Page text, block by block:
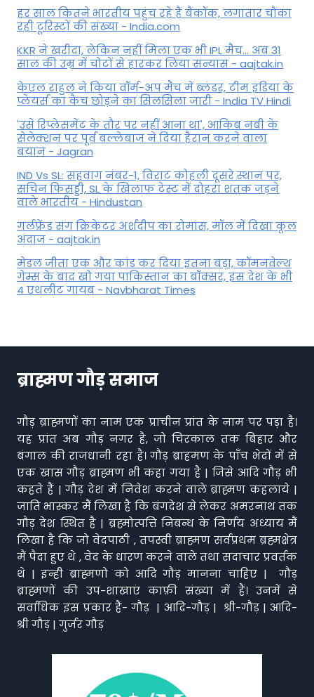
हर साल कितने भारतीय पहुंच रहे हैं बैंकॉक, लगातार चौंका
रही टूरिस्टों की संख्या - India.com
KKR ने खरीदा, लेकिन नहीं मिला एक भी IPL मैच... अब 31
साल की उम्र में चोटों से हारकर लिया संन्यास - aajtak.in
केएल राहुल ने किया वॉर्म-अप मैच में ब्लंडर, टीम इंडिया के
प्लेयर्स का कैच छोड़ने का सिलसिला जारी - India TV Hindi
'उसे रिप्लेसमेंट के तौर पर नहीं आना था', आकिब नबी के
सेलेक्शन पर पूर्व बल्लेबाज ने दिया हैरान करने वाला
बयान - Jagran
IND Vs SL: सहवाग नंबर-1, विराट कोहली दूसरे स्थान पर,
सचिन फिसड्डी, SL के खिलाफ टेस्ट में दोहरा शतक जड़ने
वाले भारतीय - Hindustan
गर्लफ्रेंड संग क्रिकेटर अर्शदीप का रोमांस, मॉल में द‍िखा कूल
अंदाज - aajtak.in
मेडल जीता एक और कांड कर दिया इतना बड़ा, कॉमनवेल्थ
गेम्स के बाद खो गया पाकिस्तान का बॉक्सर, इस देश के भी
4 एथलीट गायब - Navbharat Times
ब्राह्मण गौड़ समाज
गौड़ ब्राह्मणों का नाम एक प्राचीन प्रांत के नाम पर पड़ा है।
यह प्रांत अब गौड़ नगर है, जो चिरकाल तक बिहार और
बंगाल की राजधानी रहा है। गौड़ ब्राहमण के पाँच भेदों में से
एक खास गौड़ ब्राह्मण भी कहा गया है | जिसे आदि गौड़ भी
कहते हैं | गौड़ देश में निवेश करने वाले ब्राह्मण कहलाये |
जाति भास्कर मैं लिखा है कि बंगदेश से लेकर अमरनाथ तक
गौड़ देश स्थित है | ब्रह्मोत्पत्ति निबन्ध के निर्णय अध्याय मैं
लिखा है कि जो वेदपाठी , तपस्वी ब्राह्मण सर्वप्रथम ब्रह्मक्षेत्र
मैं पैदा हुए थे , वेद के धारण करने वाले तथा सदाचार प्रवर्तक
थे | इन्ही ब्राह्मणो को आदि गौड़ मानना चाहिए | गौड़
ब्राह्मणों की उप-शाखाएं काफ़ी संख्या में हैं। उनमें से
सर्वाधिक इस प्रकार हैं- गौड़ | आदि-गौड़ | श्री-गौड़ | आदि-
श्री गौड़ | गुर्जर गौड़